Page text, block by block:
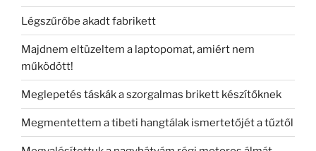
Légszűrőbe akadt fabrikett
Majdnem eltüzeltem a laptopomat, amiért nem
működött!
Meglepetés táskák a szorgalmas brikett készítőknek
Megmentettem a tibeti hangtálak ismertetőjét a tűztől